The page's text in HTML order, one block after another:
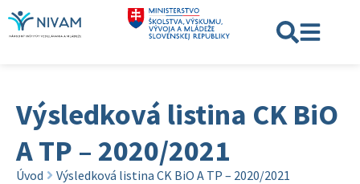
Výsledková listina CK BiO
A TP – 2020/2021
Úvod Výsledková listina CK BiO A TP – 2020/2021